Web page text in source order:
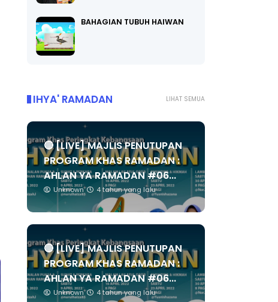
BAHAGIAN TUBUH HAIWAN
LIHAT SEMUA
IHYA' RAMADAN
🔴 [LIVE] MAJLIS PENUTUPAN
PROGRAM KHAS RAMADAN :
AHLAN YA RAMADAN #06...
Unknown 4 tahun yang lalu
🔴 [LIVE] MAJLIS PENUTUPAN
PROGRAM KHAS RAMADAN :
AHLAN YA RAMADAN #06...
Unknown 4 tahun yang lalu